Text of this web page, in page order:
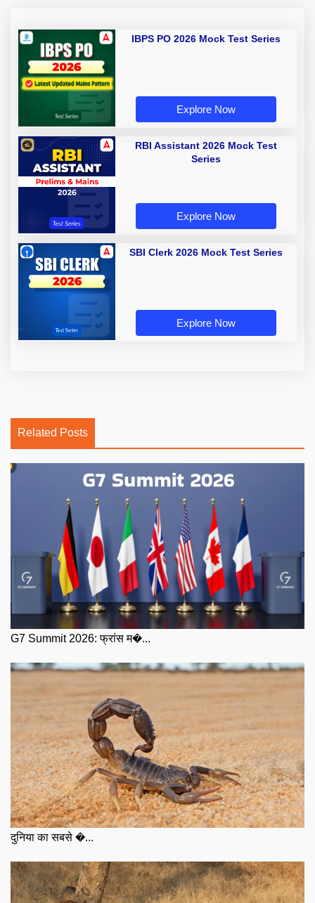
IBPS PO 2026 Mock Test Series
Explore Now
RBI Assistant 2026 Mock Test
Series
Explore Now
SBI Clerk 2026 Mock Test Series
Explore Now
Related Posts
G7 Summit 2026: फ्रांस म�...
दुनिया का सबसे �...